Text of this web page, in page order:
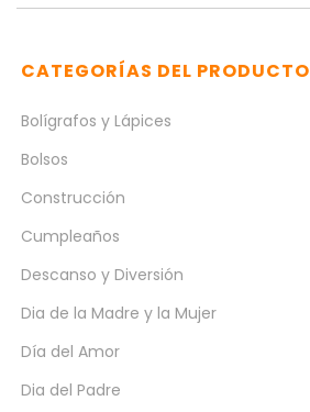
CATEGORÍAS DEL PRODUCTO
Bolígrafos y Lápices
Bolsos
Construcción
Cumpleaños
Descanso y Diversión
Dia de la Madre y la Mujer
Día del Amor
Dia del Padre